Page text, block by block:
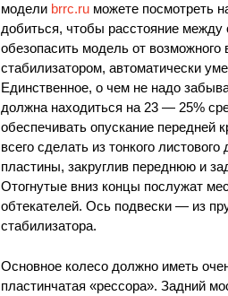
модели brrc.ru можете посмотреть
добиться, чтобы расстояние
обезопасить модель от
стабилизатором, автоматически
Единственное, о чем не надо
должна находиться на 23 — 25%
обеспечивать опускание
всего сделать из тонкого
пластины, закруглив переднюю и
Отогнутые вниз концы послужат
обтекателей. Ось подвески — из
стабилизатора.
Основное колесо должно иметь
пластинчатая «рессора». Задний